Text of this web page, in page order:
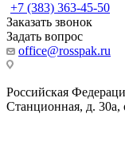
+7 (383) 363-45-50
Заказать звонок
Задать вопрос
office@rosspak.ru
Российская
Станционная, д. 30а,